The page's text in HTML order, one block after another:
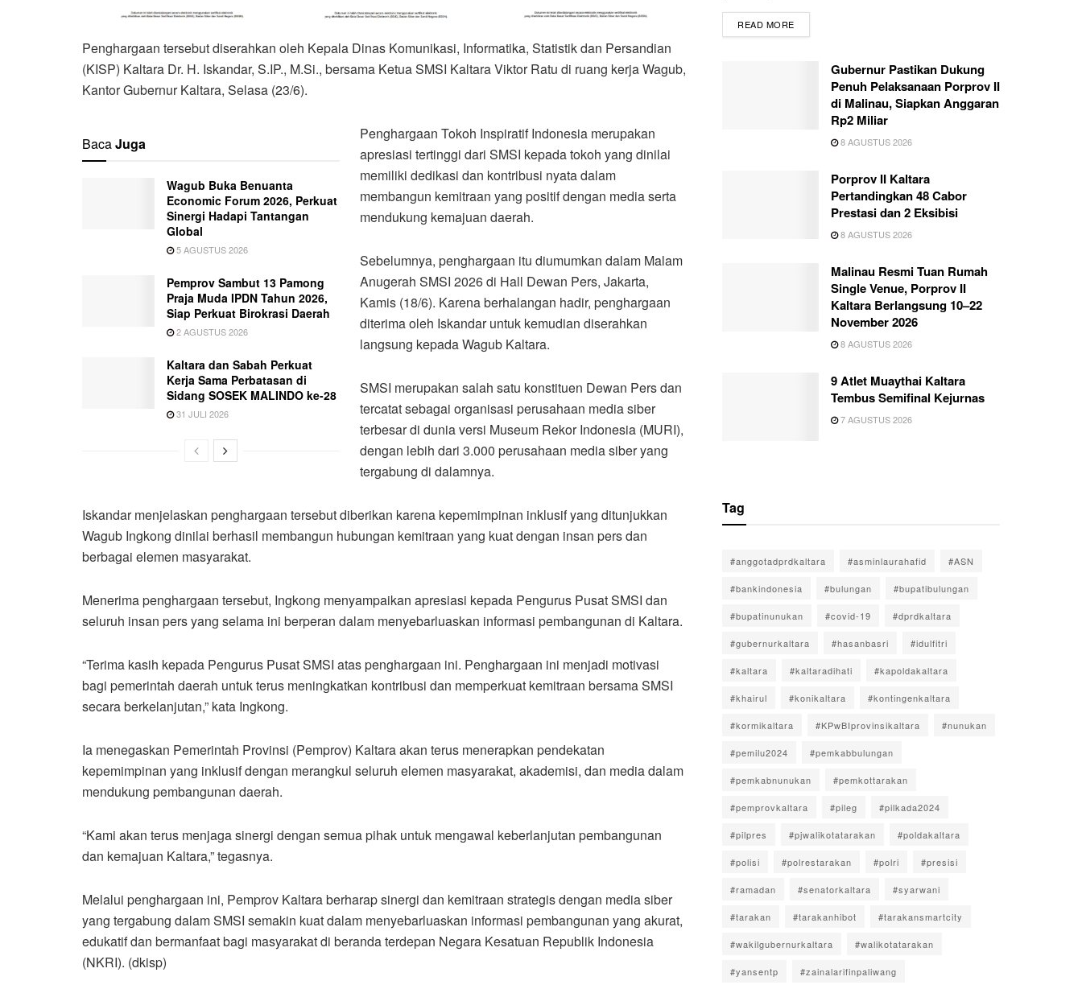
Penghargaan tersebut diserahkan oleh Kepala Dinas Komunikasi, Informatika, Statistik dan Persandian
(KISP) Kaltara Dr. H. Iskandar, S.IP., M.Si., bersama Ketua SMSI Kaltara Viktor Ratu di ruang kerja Wagub,
Kantor Gubernur Kaltara, Selasa (23/6).
BacaJuga
Wagub Buka Benuanta
Economic Forum 2026, Perkuat
Sinergi Hadapi Tantangan
Global
5 AGUSTUS 2026
Pemprov Sambut 13 Pamong
Praja Muda IPDN Tahun 2026,
Siap Perkuat Birokrasi Daerah
2 AGUSTUS 2026
Kaltara dan Sabah Perkuat
Kerja Sama Perbatasan di
Sidang SOSEK MALINDO ke-28
31 JULI 2026
Penghargaan Tokoh Inspiratif Indonesia merupakan
apresiasi tertinggi dari SMSI kepada tokoh yang dinilai
memiliki dedikasi dan kontribusi nyata dalam
membangun kemitraan yang positif dengan media serta
mendukung kemajuan daerah.
Sebelumnya, penghargaan itu diumumkan dalam Malam
Anugerah SMSI 2026 di Hall Dewan Pers, Jakarta,
Kamis (18/6). Karena berhalangan hadir, penghargaan
diterima oleh Iskandar untuk kemudian diserahkan
langsung kepada Wagub Kaltara.
SMSI merupakan salah satu konstituen Dewan Pers dan
tercatat sebagai organisasi perusahaan media siber
terbesar di dunia versi Museum Rekor Indonesia (MURI),
dengan lebih dari 3.000 perusahaan media siber yang
tergabung di dalamnya.
Iskandar menjelaskan penghargaan tersebut diberikan karena kepemimpinan inklusif yang ditunjukkan
Wagub Ingkong dinilai berhasil membangun hubungan kemitraan yang kuat dengan insan pers dan
berbagai elemen masyarakat.
Menerima penghargaan tersebut, Ingkong menyampaikan apresiasi kepada Pengurus Pusat SMSI dan
seluruh insan pers yang selama ini berperan dalam menyebarluaskan informasi pembangunan di Kaltara.
“Terima kasih kepada Pengurus Pusat SMSI atas penghargaan ini. Penghargaan ini menjadi motivasi
bagi pemerintah daerah untuk terus meningkatkan kontribusi dan memperkuat kemitraan bersama SMSI
secara berkelanjutan,” kata Ingkong.
Ia menegaskan Pemerintah Provinsi (Pemprov) Kaltara akan terus menerapkan pendekatan
kepemimpinan yang inklusif dengan merangkul seluruh elemen masyarakat, akademisi, dan media dalam
mendukung pembangunan daerah.
“Kami akan terus menjaga sinergi dengan semua pihak untuk mengawal keberlanjutan pembangunan
dan kemajuan Kaltara,” tegasnya.
Melalui penghargaan ini, Pemprov Kaltara berharap sinergi dan kemitraan strategis dengan media siber
yang tergabung dalam SMSI semakin kuat dalam menyebarluaskan informasi pembangunan yang akurat,
edukatif dan bermanfaat bagi masyarakat di beranda terdepan Negara Kesatuan Republik Indonesia
(NKRI). (dkisp)
READ MORE
Gubernur Pastikan Dukung
Penuh Pelaksanaan Porprov II
di Malinau, Siapkan Anggaran
Rp2 Miliar
8 AGUSTUS 2026
Porprov II Kaltara
Pertandingkan 48 Cabor
Prestasi dan 2 Eksibisi
8 AGUSTUS 2026
Malinau Resmi Tuan Rumah
Single Venue, Porprov II
Kaltara Berlangsung 10–22
November 2026
8 AGUSTUS 2026
9 Atlet Muaythai Kaltara
Tembus Semifinal Kejurnas
7 AGUSTUS 2026
Tag
#anggotadprdkaltara #asminlaurahafid #ASN
#bankindonesia #bulungan #bupatibulungan
#bupatinunukan #covid-19 #dprdkaltara
#gubernurkaltara #hasanbasri #idulfitri
#kaltara #kaltaradihati #kapoldakaltara
#khairul #konikaltara #kontingenkaltara
#kormikaltara #KPwBIprovinsikaltara #nunukan
#pemilu2024 #pemkabbulungan
#pemkabnunukan #pemkottarakan
#pemprovkaltara #pileg #pilkada2024
#pilpres #pjwalikotatarakan #poldakaltara
#polisi #polrestarakan #polri #presisi
#ramadan #senatorkaltara #syarwani
#tarakan #tarakanhibot #tarakansmartcity
#wakilgubernurkaltara #walikotatarakan
#yansentp #zainalarifinpaliwang